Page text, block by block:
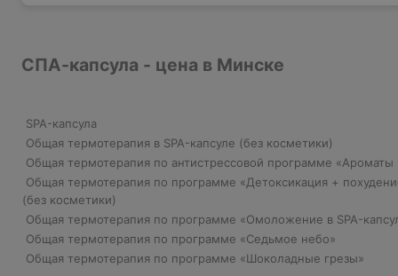
СПА-капсула - цена в Минске
SPA-капсула
Общая термотерапия в SPA-капсуле (без косметики)
Общая термотерапия по антистрессовой программе
Общая термотерапия по программе «Детоксикация +
(без косметики)
Общая термотерапия по программе «Омоложение в SPA-
Общая термотерапия по программе «Седьмое небо»
Общая термотерапия по программе «Шоколадные грезы»